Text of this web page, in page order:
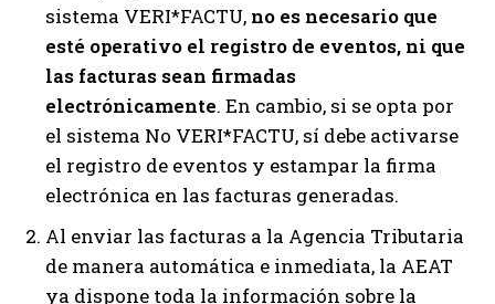
sistema VERI*FACTU, no es necesario que
esté operativo el registro de eventos, ni que
las facturas sean firmadas
electrónicamente. En cambio, si se opta por
el sistema No VERI*FACTU, sí debe activarse
el registro de eventos y estampar la firma
electrónica en las facturas generadas.
Al enviar las facturas a la Agencia Tributaria
de manera automática e inmediata, la AEAT
ya dispone toda la información sobre la